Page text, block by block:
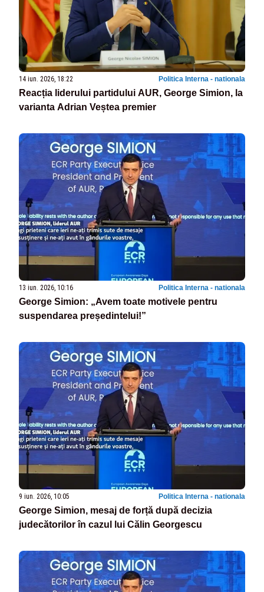
14 iun. 2026, 18:22 Politica Interna - nationala
Reacția liderului partidului AUR, George Simion, la
varianta Adrian Veștea premier
13 iun. 2026, 10:16 Politica Interna - nationala
George Simion: „Avem toate motivele pentru
suspendarea președintelui!”
9 iun. 2026, 10:05 Politica Interna - nationala
George Simion, mesaj de forță după decizia
judecătorilor în cazul lui Călin Georgescu